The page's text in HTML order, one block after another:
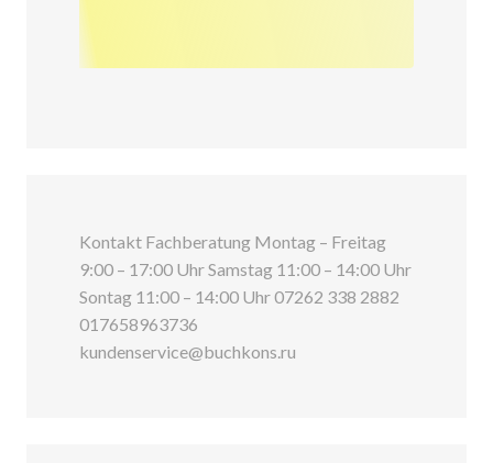
Kontakt Fachberatung Montag – Freitag
9:00 – 17:00 Uhr Samstag 11:00 – 14:00 Uhr
Sontag 11:00 – 14:00 Uhr 07262 338 2882
017658963736
kundenservice@buchkons.ru